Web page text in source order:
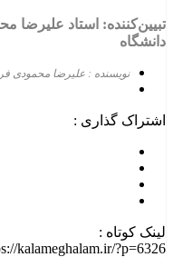
تبیین‌کننده: استاد علیرضا
دانشگاه
نویسنده : علیرضا محمودی
اشتراک گذاری :
لینک کوتاه :
kalameghalam.ir/?p=6326